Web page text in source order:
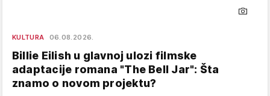
KULTURA 06.08.2026.
Billie Eilish u glavnoj ulozi filmske
adaptacije romana "The Bell Jar": Šta
znamo o novom projektu?